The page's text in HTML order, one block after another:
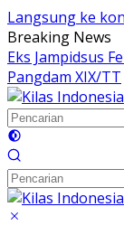
Langsung ke
Breaking News
Eks Jampidsus
Pangdam XIX/TT